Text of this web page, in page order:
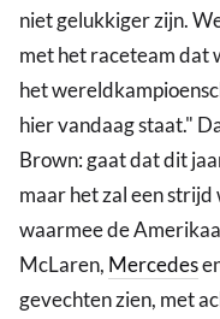
niet gelukkiger zijn.
met het raceteam dat
het
hier vandaag staat."
Brown: gaat dat dit
maar het zal een strijd
waarmee de
McLaren, Mercedes
gevechten zien, met